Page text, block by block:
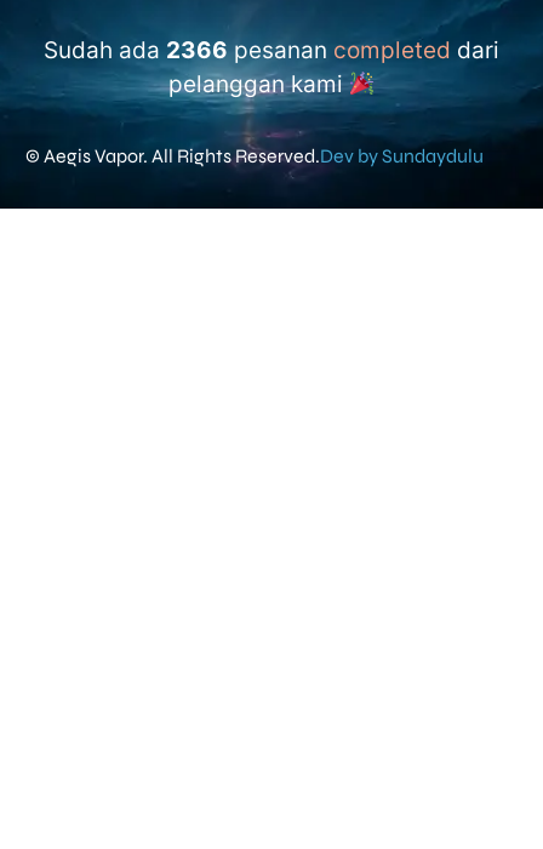
Sudah ada 2366 pesanan completed dari
pelanggan kami
© Aegis Vapor. All Rights Reserved.Dev by Sundaydulu